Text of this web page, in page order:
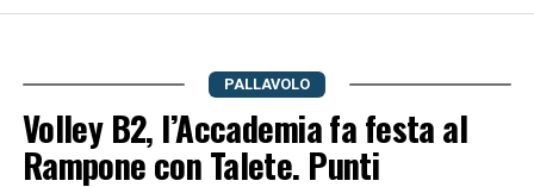
PALLAVOLO
Volley B2, l’Accademia fa festa al
Rampone con Talete. Punti